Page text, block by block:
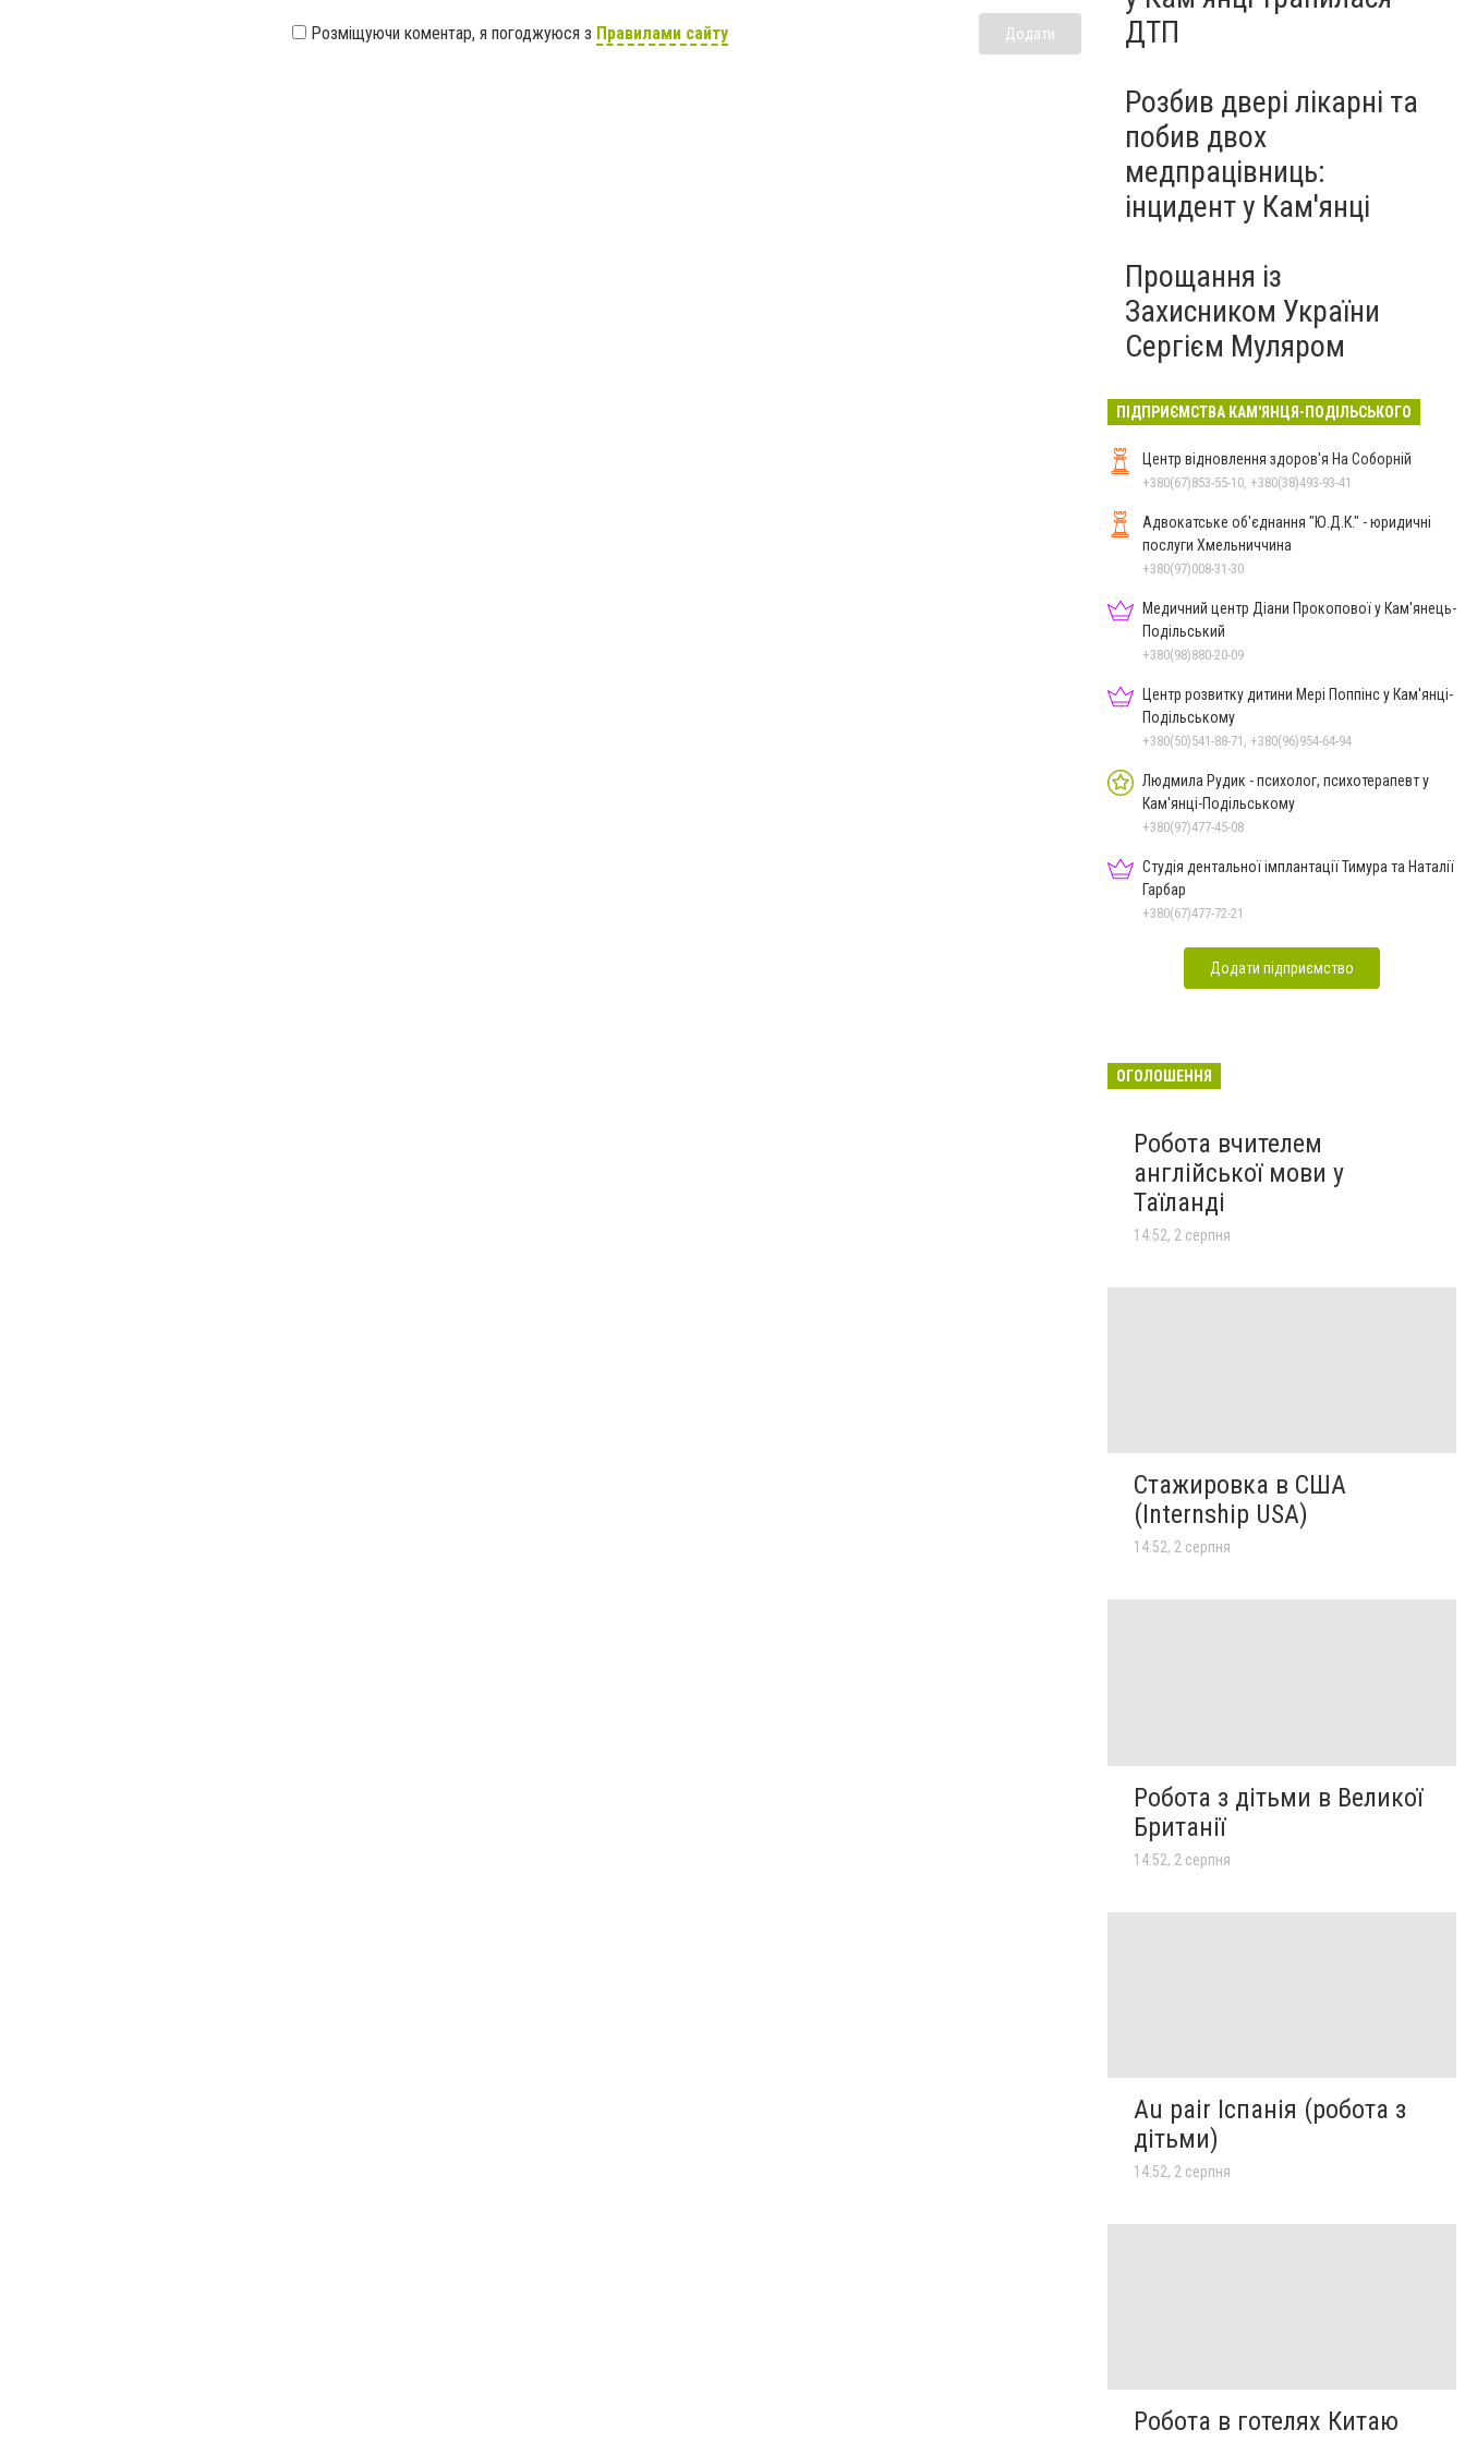
Розміщуючи коментар, я погоджуюся з Правилами сайту Додати
ДТП
Розбив двері лікарні та
побив двох
медпрацівниць:
інцидент у Кам'янці
Прощання із
Захисником України
Сергієм Муляром
ПІДПРИЄМСТВА КАМ'ЯНЦЯ-ПОДІЛЬСЬКОГО
Центр відновлення здоров'я На Соборній
+380(67)853-55-10, +380(38)493-93-41
Адвокатське об'єднання "Ю.Д.К." - юридичні
послуги Хмельниччина
+380(97)008-31-30
Медичний центр Діани Прокопової у Кам'янець-
Подільський
+380(98)880-20-09
Центр розвитку дитини Мері Поппінс у Кам'янці-
Подільському
+380(50)541-88-71, +380(96)954-64-94
Людмила Рудик - психолог, психотерапевт у
Кам'янці-Подільському
+380(97)477-45-08
Студія дентальної імплантації Тимура та Наталії
Гарбар
+380(67)477-72-21
Додати підприємство
ОГОЛОШЕННЯ
Робота вчителем
англійської мови у
Таїланді
14:52, 2 серпня
Стажировка в США
(Internship USA)
14:52, 2 серпня
Робота з дітьми в Великої
Британії
14:52, 2 серпня
Au pair Іспанія (робота з
дітьми)
14:52, 2 серпня
Робота в готелях Китаю